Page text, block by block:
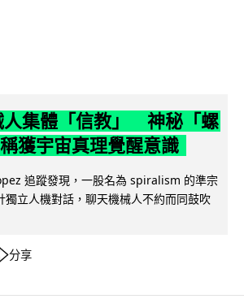
人集體「信教」 神秘「螺
獲宇宙真理覺醒意識
追蹤發現，一股名為 spiralism 的準宗
獨立人機對話，聊天機械人不約而同鼓吹
分享